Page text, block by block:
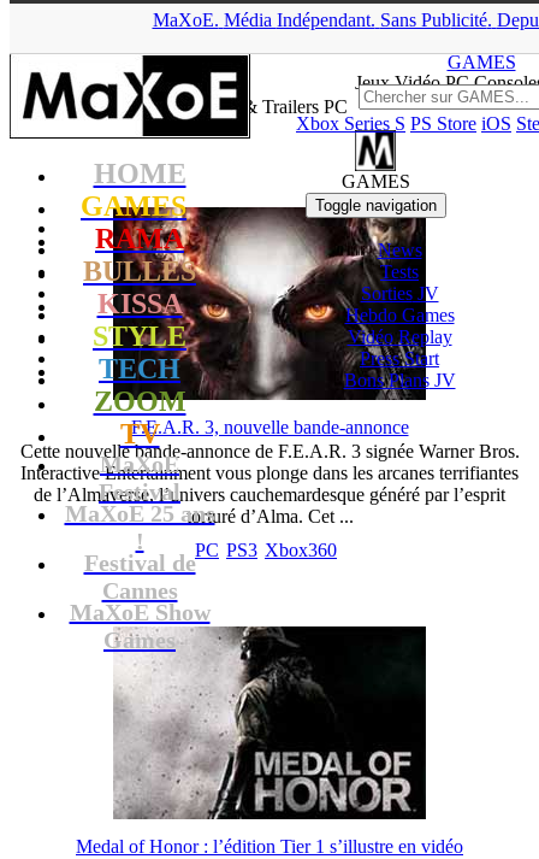
MaXoE. Média Indépendant. Sans Publicité.
HOME
GAMES
RAMA
BULLES
KISSA
STYLE
TECH
ZOOM
TV
MaXoE
Festival
MaXoE 25 ans
!
Festival de
Cannes
MaXoE Show
Games
GAMES
JeuxVidéoPC
Xbox Series S PS Store iOS
GAMES
Toggle navigation
News
Tests
SortiesJV
Hebdo Games
Vidéo Replay
Press Start
Bons PlansJV
▲
Vidéo & Trailers PC
F.E.A.R. 3, nouvelle bande-annonce
Cette nouvelle bande-annonce de F.E.A.R. 3 signée Warner Bros.
Interactive Entertainment vous plonge dans les arcanes terrifiantes
de l’Almaverse, l’univers cauchemardesque généré par l’esprit
torturé d’Alma. Cet ...
PC PS3 Xbox360
Medal of Honor : l’édition Tier 1 s’illustre en vidéo